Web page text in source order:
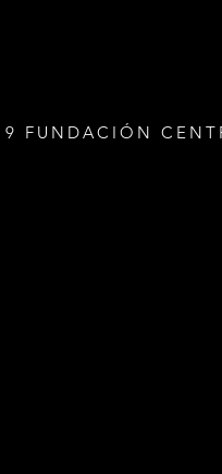
FUNDACIÓN